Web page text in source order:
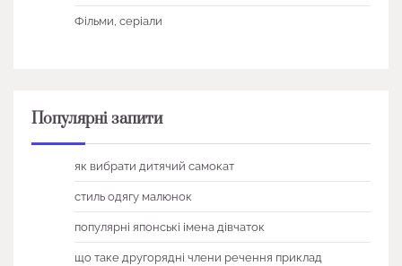
Фільми, серіали
Популярні запити
як вибрати дитячий самокат
стиль одягу малюнок
популярні японські імена дівчаток
що таке другорядні члени речення приклад